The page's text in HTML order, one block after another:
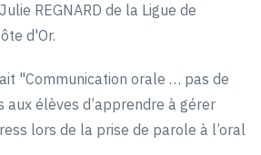
REGNARD de la Ligue de
d'Or.
"Communication orale … pas de
aux élèves d’apprendre à gérer
lors de la prise de parole à l’oral